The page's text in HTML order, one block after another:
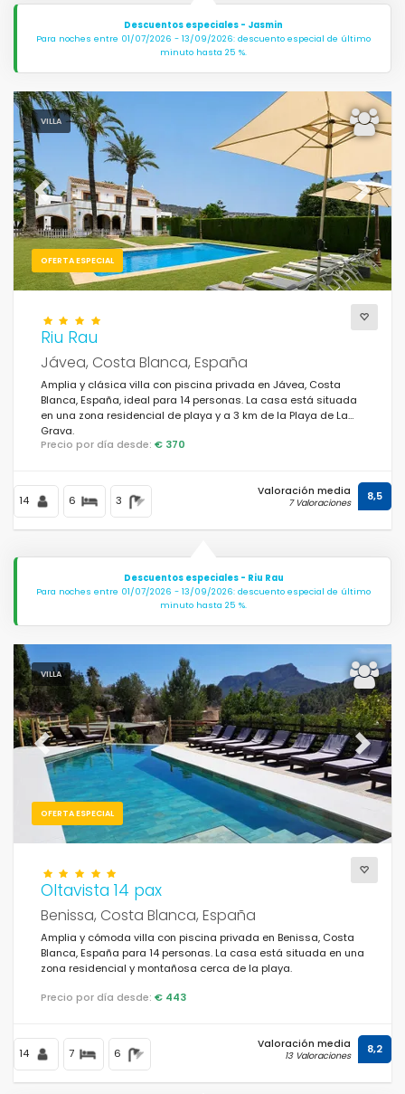
Descuentos especiales - Jasmin
Para noches entre 01/07/2026 - 13/09/2026: descuento especial de último
minuto hasta 25 %.
VILLA
OFERTA ESPECIAL
Previous Next
Riu Rau
Jávea, Costa Blanca, España
Amplia y clásica villa con piscina privada en Jávea, Costa
Blanca, España, ideal para 14 personas. La casa está situada
en una zona residencial de playa y a 3 km de la Playa de La
Grava.
Precio por día desde: € 370
14 6 3
Valoración media
7 Valoraciones 8,5
Descuentos especiales - Riu Rau
Para noches entre 01/07/2026 - 13/09/2026: descuento especial de último
minuto hasta 25 %.
VILLA
OFERTA ESPECIAL
Previous Next
Oltavista 14 pax
Benissa, Costa Blanca, España
Amplia y cómoda villa con piscina privada en Benissa, Costa
Blanca, España para 14 personas. La casa está situada en una
zona residencial y montañosa cerca de la playa.
Precio por día desde: € 443
14 7 6
Valoración media
13 Valoraciones 8,2